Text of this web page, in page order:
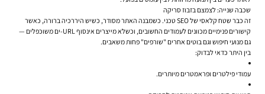
שכבה שנייה: לצמצם בזבוז סריקה
זה כבר שטח קלאסי של SEO טכני. כשמבנה האתר מסודר, כשיש היררכיה ברורה, כאשר
קישורים פנימיים מכוונים לעמודים החשובים, וכשלא מייצרים אינסוף URL-ים משוכפלים —
גם מנועי חיפוש וגם בוטים אחרים "שורפים" פחות משאבים.
בין היתר כדאי לבדוק:
עמודי פילטרים ופראמטרים מיותרים.